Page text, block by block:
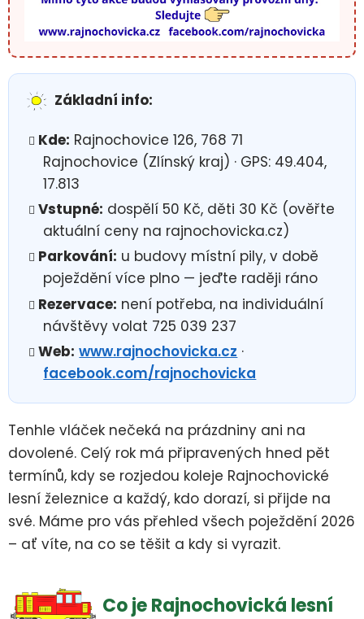
Základní info:
Kde: Rajnochovice 126, 768 71
Rajnochovice (Zlínský kraj) · GPS: 49.404,
17.813
Vstupné: dospělí 50 Kč, děti 30 Kč (ověřte
aktuální ceny na rajnochovicka.cz)
Parkování: u budovy místní pily, v době
poježdění více plno — jeďte raději ráno
Rezervace: není potřeba, na individuální
návštěvy volat 725 039 237
Web: www.rajnochovicka.cz ·
facebook.com/rajnochovicka
Tenhle vláček nečeká na prázdniny ani na
dovolené. Celý rok má připravených hned pět
termínů, kdy se rozjedou koleje Rajnochovické
lesní železnice a každý, kdo dorazí, si přijde na
své. Máme pro vás přehled všech poježdění 2026
– ať víte, na co se těšit a kdy si vyrazit.
Co je Rajnochovická lesní